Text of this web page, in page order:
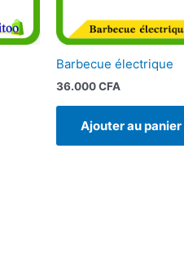
Barbecue électrique
36.000CFA
Ajouter au panier